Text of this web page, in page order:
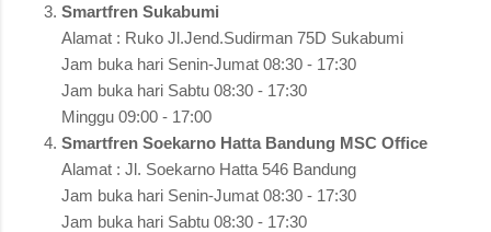
Smartfren Sukabumi
Alamat : Ruko Jl.Jend.Sudirman 75D Sukabumi
Jam buka hari Senin-Jumat 08:30 - 17:30
Jam buka hari Sabtu 08:30 - 17:30
Minggu 09:00 - 17:00
Smartfren Soekarno Hatta Bandung MSC Office
Alamat : Jl. Soekarno Hatta 546 Bandung
Jam buka hari Senin-Jumat 08:30 - 17:30
Jam buka hari Sabtu 08:30 - 17:30